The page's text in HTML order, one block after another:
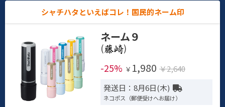
シャチハタといえばコレ！国民的ネーム印
ネーム９
(
)
-25% ￥ 1,980 ￥2,640
発送日：8月6日(木)
ネコポス（郵便受けへお届け）